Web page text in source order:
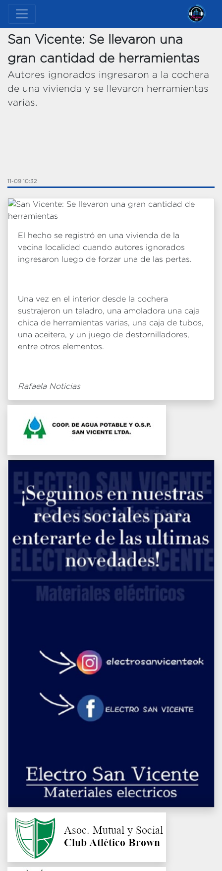
San Vicente: Se llevaron una
gran cantidad de herramientas
Autores ignorados ingresaron a la cochera
de una vivienda y se llevaron herramientas
varias.
11-09 10:32
El hecho se registró en una vivienda de la
vecina localidad cuando autores ignorados
ingresaron luego de forzar una de las pertas.
Una vez en el interior desde la cochera
sustrajeron un taladro, una amoladora una caja
chica de herramientas varias, una caja de tubos,
una aceitera, y un juego de destornilladores,
entre otros elementos.
Rafaela Noticias